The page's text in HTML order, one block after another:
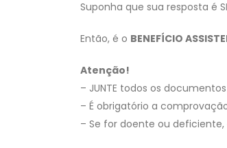
Suponha que sua resposta é
Então, é o BENEFÍCIO
Atenção!
– JUNTE todos os
– É obrigatório a
– Se for doente ou